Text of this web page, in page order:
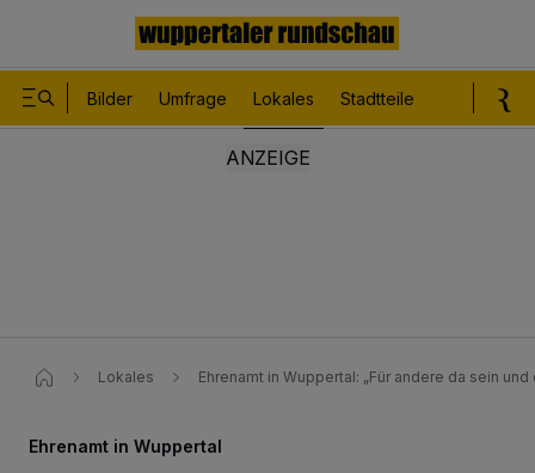
Bilder Umfrage Lokales Stadtteile
Lokales Ehrenamt in Wuppertal: „Für andere da sein
Ehrenamt in Wuppertal